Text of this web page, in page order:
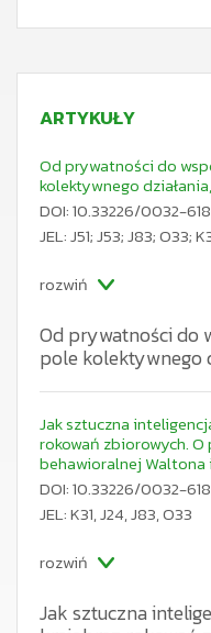
ARTYKUŁY
Od prywatności do
kolektywnego
DOI: 10.33226/0032-
JEL: J51; J53; J83; O33;
rozwiń
Od prywatności do
pole kolektywnego
prywatności
blokuje myślenie o
zbiorowych i
przesunięcie akcentu z
kolektywnemu
się polem negocjacji i
wektory tej zmiany: (1)
związki zawodowe jako
w miejscu pracy i poza
strukturalne (brak
Jak sztuczna
rokowań zbiorowych.
behawioralnej Waltona
DOI: 10.33226/0032-
JEL: K31, J24, J83, O33
rozwiń
Jak sztuczna